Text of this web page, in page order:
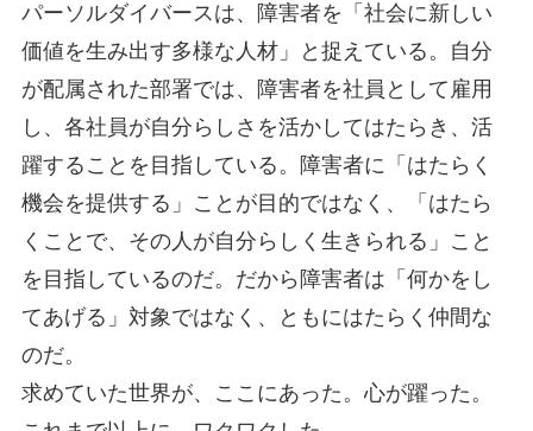
パーソルダイバースは、障害者を「社会に新しい
価値を生み出す多様な人材」と捉えている。自分
が配属された部署では、障害者を社員として雇用
し、各社員が自分らしさを活かしてはたらき、活
躍することを目指している。障害者に「はたらく
機会を提供する」ことが目的ではなく、「はたら
くことで、その人が自分らしく生きられる」こと
を目指しているのだ。だから障害者は「何かをし
てあげる」対象ではなく、ともにはたらく仲間な
のだ。
求めていた世界が、ここにあった。心が躍った。